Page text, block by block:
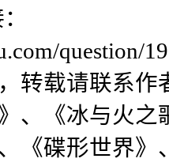
question/
转载请联系
、《冰与火
《碟形世界